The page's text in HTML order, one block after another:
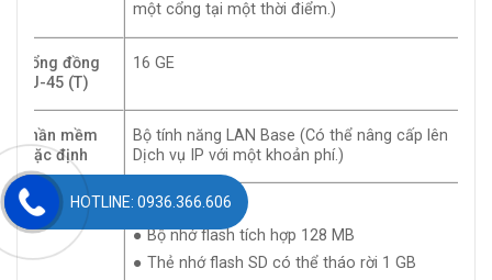
một cổng tại một thời điểm.)
Cổng đồng
RJ-45 (T)
16 GE
Phần mềm
mặc định
Bộ tính năng LAN Base (Có thể nâng cấp lên
Dịch vụ IP với một khoản phí.)
Phần cứng
● 1GB DRAM
● Bộ nhớ flash tích hợp 128 MB
● Thẻ nhớ flash SD có thể tháo rời 1 GB
HOTLINE: 0936.366.606